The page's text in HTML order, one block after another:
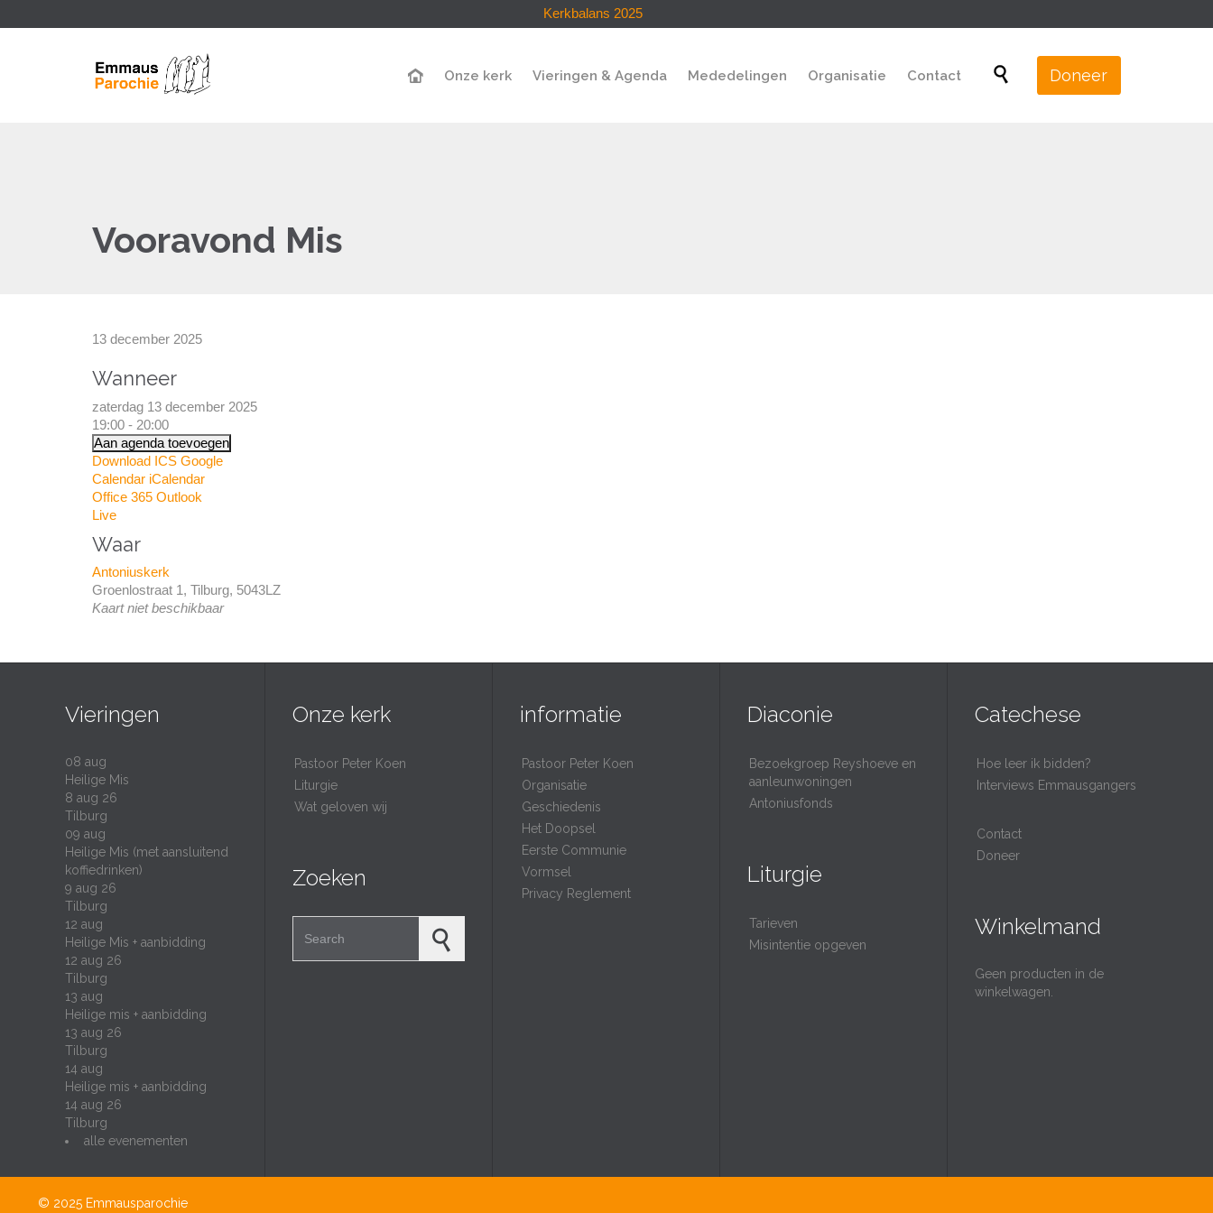
Kerkbalans 2025
Skip
Onze kerk Vieringen & Agenda Mededelingen Organisatie Contact  Doneer
Vooravond Mis
13 december 2025
Wanneer
zaterdag 13 december 2025
19:00 - 20:00
Aan agenda toevoegen
Download ICS Google
Calendar iCalendar
Office 365 Outlook
Live
Waar
Antoniuskerk
Groenlostraat 1, Tilburg, 5043LZ
Kaart niet beschikbaar
Vieringen
08 aug
Heilige Mis
8 aug 26
Tilburg
09 aug
Heilige Mis (met aansluitend
koffiedrinken)
9 aug 26
Tilburg
12 aug
Heilige Mis + aanbidding
12 aug 26
Tilburg
13 aug
Heilige mis + aanbidding
13 aug 26
Tilburg
14 aug
Heilige mis + aanbidding
14 aug 26
Tilburg
alle evenementen
Onze kerk
Pastoor Peter Koen
Liturgie
Wat geloven wij
Zoeken
informatie
Pastoor Peter Koen
Organisatie
Geschiedenis
Het Doopsel
Eerste Communie
Vormsel
Privacy Reglement
Diaconie
Bezoekgroep Reyshoeve en
aanleunwoningen
Antoniusfonds
Liturgie
Tarieven
Misintentie opgeven
Catechese
Hoe leer ik bidden?
Interviews Emmausgangers
Contact
Doneer
Winkelmand
Geen producten in de
winkelwagen.
© 2025 Emmausparochie